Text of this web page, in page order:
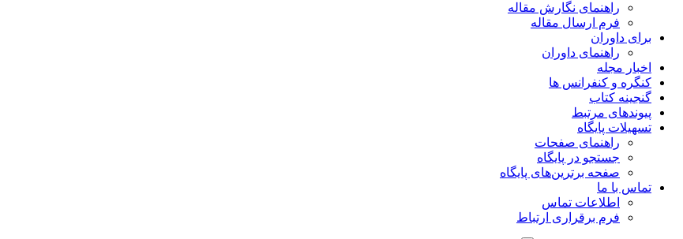
راهنمای نگارش مقاله
فرم ارسال مقاله
برای داوران
راهنمای داوران
اخبار مجله
کنگره و کنفرانس ها
گنجینه کتاب
پیوندهای مرتبط
تسهیلات پایگاه
راهنمای صفحات
جستجو در پایگاه
صفحه برترین‌های پایگاه
تماس با ما
اطلاعات تماس
فرم برقراری ارتباط